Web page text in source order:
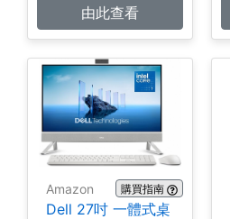
由此查看
Amazon 購買指南
Dell 27吋 一體式桌